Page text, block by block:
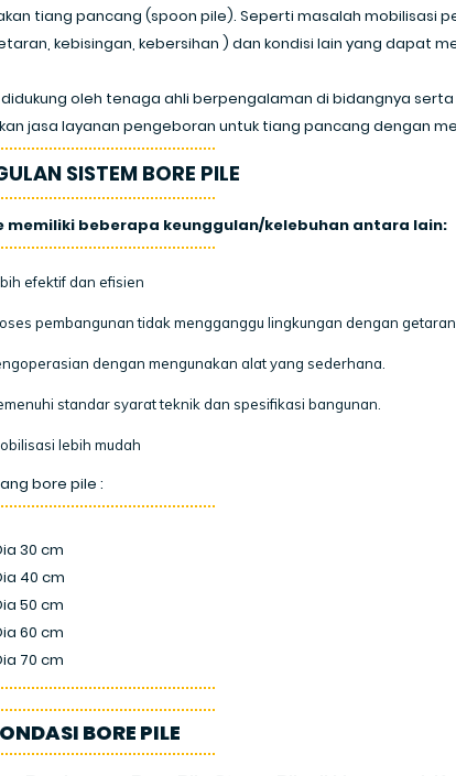
tiang pancang (spoon pile). Seperti masalah mobilisasi
kebisingan, kebersihan ) dan kondisi lain yang dapat
oleh tenaga ahli berpengalaman di bidangnya
jasa layanan pengeboran untuk tiang pancang dengan
SISTEM BORE PILE
memiliki beberapa keunggulan/kelebuhan antara lain:
efektif dan efisien
pembangunan tidak mengganggu lingkungan dengan
dengan mengunakan alat yang sederhana.
standar syarat teknik dan spesifikasi bangunan.
lebih mudah
bore pile :
30 cm
40 cm
50 cm
60 cm
70 cm
BORE PILE